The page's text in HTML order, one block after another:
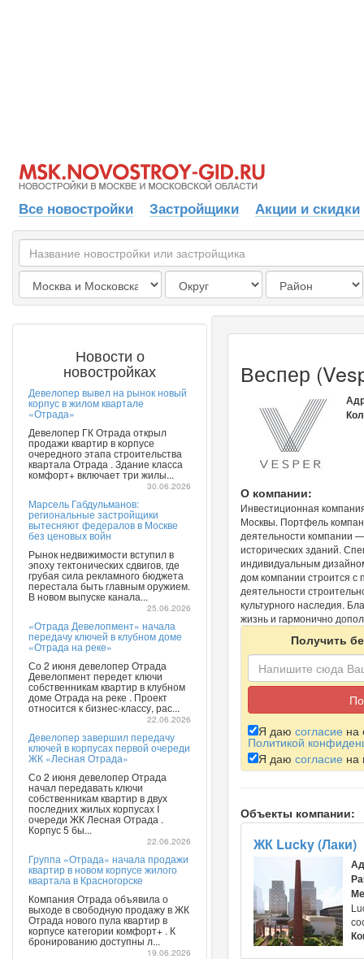
Все новостройки Застройщики Акции и скидки
Новости о
новостройках
Девелопер вывел на рынок новый
корпус в жилом квартале
«Отрада»
Девелопер ГК Отрада открыл
продажи квартир в корпусе
очередного этапа строительства
квартала Отрада . Здание класса
комфорт+ включает три жилы...
30.06.2026
Марсель Габдульманов:
региональные застройщики
вытесняют федералов в Москве
без ценовых войн
Рынок недвижимости вступил в
эпоху тектонических сдвигов, где
грубая сила рекламного бюджета
перестала быть главным оружием.
В новом выпуске канала...
25.06.2026
«Отрада Девелопмент» начала
передачу ключей в клубном доме
«Отрада на реке»
Со 2 июня девелопер Отрада
Девелопмент передет ключи
собственникам квартир в клубном
доме Отрада на реке . Проект
относится к бизнес-классу, рас...
22.06.2026
Девелопер завершил передачу
ключей в корпусах первой очереди
ЖК «Лесная Отрада»
Со 2 июня девелопер Отрада
начал передавать ключи
собственникам квартир в двух
последних жилых корпусах I
очереди ЖК Лесная Отрада .
Корпус 5 бы...
22.06.2026
Группа «Отрада» начала продажи
квартир в новом корпусе жилого
квартала в Красногорске
Компания Отрада объявила о
выходе в свободную продажу в ЖК
Отрада нового пула квартир в
корпусе категории комфорт+ . К
бронированию доступны л...
19.06.2026
Веспер
О компании:
Инвестиционная
Москвы. Портфель
деятельности компании
исторических зданий.
индивидуальным
дом компании строится
деятельности
культурного наследия.
жизнь и гармонично
Получить
Я даю согласие на
Политикой
Я даю согласие на
Объекты компании:
ЖК Lucky (Лаки)